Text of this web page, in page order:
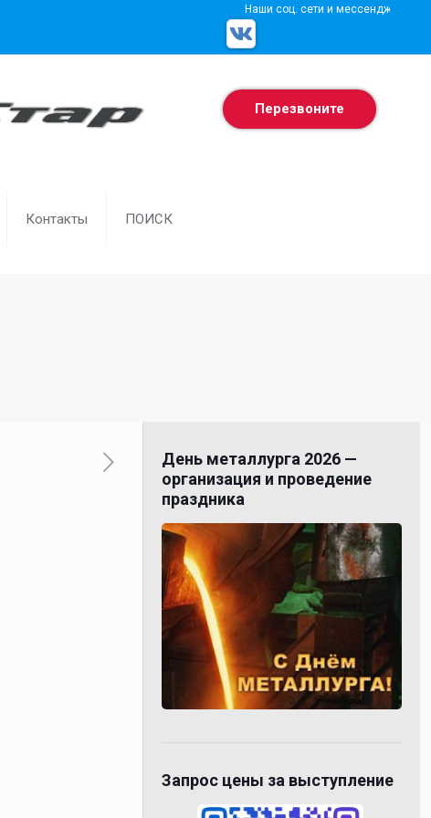
Наши соц. сети и мессенджеры
Контакты ПОИСК
Перезвоните
День металлурга 2026 —
организация и проведение
праздника
Запрос цены за выступление